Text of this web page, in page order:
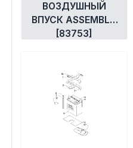
Шины,
Электрика
ВОЗДУШНЫЙ
ВПУСК ASSEMBLY
[83753]